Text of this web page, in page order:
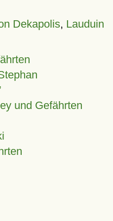
Dekapolis, Lauduin
und Gefährten